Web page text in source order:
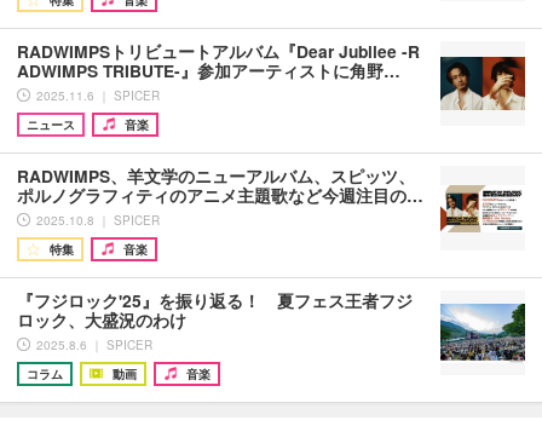
RADWIMPSトリビュートアルバム『Dear Jubilee -R
ADWIMPS TRIBUTE-』参加アーティストに角野…
2025.11.6 ｜ SPICER
ニュース
音楽
RADWIMPS、羊文学のニューアルバム、スピッツ、
ポルノグラフィティのアニメ主題歌など今週注目の…
2025.10.8 ｜ SPICER
特集
音楽
『フジロック'25』を振り返る！ 夏フェス王者フジ
ロック、大盛況のわけ
2025.8.6 ｜ SPICER
コラム
動画 音楽